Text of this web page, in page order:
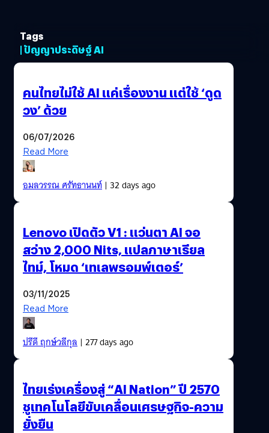
Tags
| ปัญญาประดิษฐ์ AI
คนไทยไม่ใช้ AI แค่เรื่องงาน แต่ใช้ ‘ดูด
วง’ ด้วย
06/07/2026
Read More
อมลวรรณ ศรัทธานนท์| 32 days ago
Lenovo เปิดตัว V1 : แว่นตา AI จอ
สว่าง 2,000 Nits, แปลภาษาเรียล
ไทม์, โหมด ‘เทเลพรอมพ์เตอร์’
03/11/2025
Read More
ปรีดี ฤกษ์วลีกุล| 277 days ago
ไทยเร่งเครื่องสู่ “AI Nation” ปี 2570
ชูเทคโนโลยีขับเคลื่อนเศรษฐกิจ-ความ
ยั่งยืน